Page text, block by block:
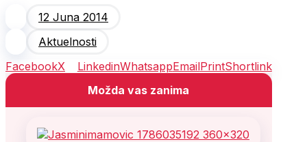
12 Juna 2014
Aktuelnosti
FacebookX LinkedinWhatsappEmailPrintShortlink
Možda vas zanima